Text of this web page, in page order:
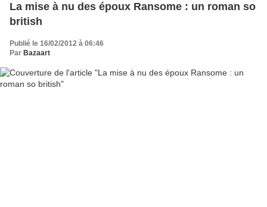
La mise à nu des époux Ransome : un roman so
british
Publié le 16/02/2012 à 06:46
Par Bazaart